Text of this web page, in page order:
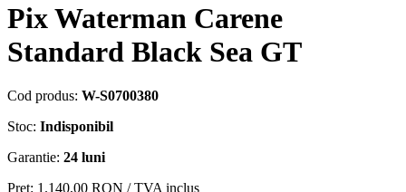
Pix Waterman Carene
Standard Black Sea GT
Cod produs: W-S0700380
Stoc: Indisponibil
Garantie: 24 luni
Pret: 1.140,00 RON / TVA inclus